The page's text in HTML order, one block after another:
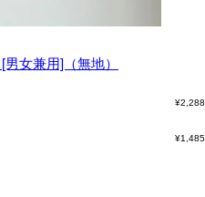
女兼用]（無地）
¥2,288
¥1,485